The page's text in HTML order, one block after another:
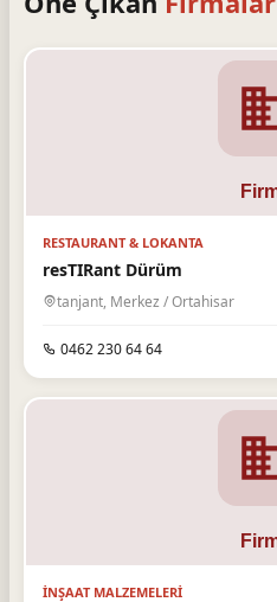
RESTAURANT & LOKANTA
resTIRant Dürüm
tanjant, Merkez / Ortahisar
0462 230 64 64
İNŞAAT MALZEMELERI